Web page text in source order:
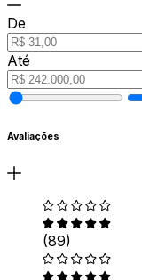
De
Até
Avaliações
(89)